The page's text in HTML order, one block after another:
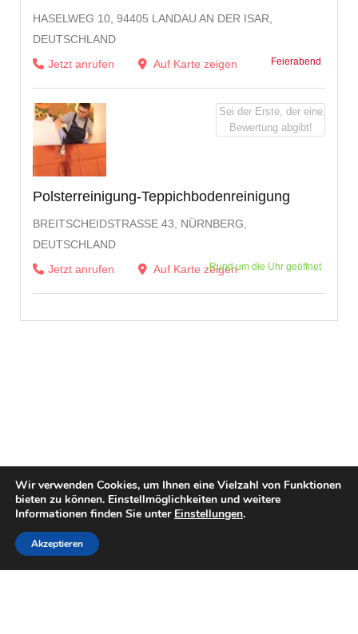
HASELWEG 10, 94405 LANDAU AN DER ISAR,
DEUTSCHLAND
Jetzt anrufen
Auf Karte zeigen Feierabend
Polsterreinigung-Teppichbodenreinigung
BREITSCHEIDSTRASSE 43, NÜRNBERG, D
EUTSCHLAND
Jetzt anrufen
Auf Karte zeigenRund um die Uhr geöffnet
Sei der Erste, der eine
Bewertung abgibt!
Wir verwenden Cookies, um Ihnen eine Vielzahl von Funktionen
bieten zu können. Einstellmöglichkeiten und weitere
Informationen finden Sie unter Einstellungen.
Akzeptieren